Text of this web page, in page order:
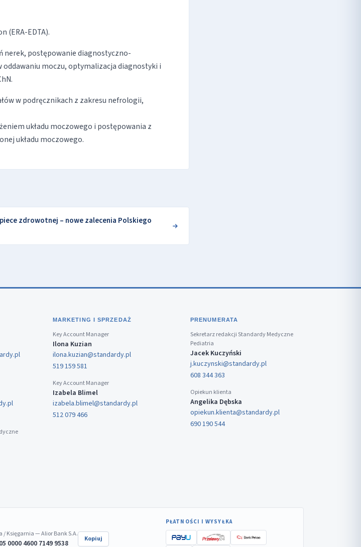
(ERA-EDTA).
nerek, postępowanie diagnostyczno-
oddawaniu moczu, optymalizacja diagnostyki i
w podręcznikach z zakresu nefrologii,
układu moczowego i postępowania z
układu moczowego.
zdrowotnej – nowe zalecenia Polskiego
MARKETING I SPRZEDAŻ
Key Account Manager
Ilona Kuzian
ilona.kuzian@standardy.pl
519 159 581
Key Account Manager
Izabela Blimel
izabela.blimel@standardy.pl
512 079 466
PRENUMERATA
Sekretarz redakcji Standardy Medyczne
Pediatria
Jacek Kuczyński
j.kuczynski@standardy.pl
608 344 363
Opiekun klienta
Angelika Dębska
opiekun.klienta@standardy.pl
690 190 544
/ Księgarnia — Alior Bank S.A.
0000 4600 7149 9538 Kopiuj
PŁATNOŚCI I WYSYŁKA